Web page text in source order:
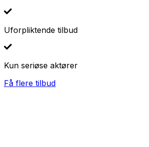
Uforpliktende tilbud
Kun seriøse aktører
Få flere tilbud